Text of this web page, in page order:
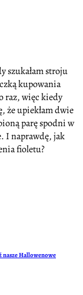
szukałam stroju
kupowania
raz, więc kiedy
że upiekłam dwie
parę spodni w
I naprawdę, jak
fioletu?
nasze Hallowenowe